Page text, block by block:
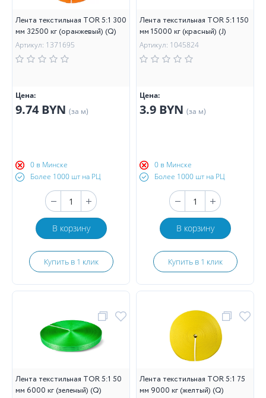
Лента текстильная TOR 5:1 300
мм 32500 кг (оранжевый) (Q)
Артикул: 1371695
Цена:
9.74 BYN (за м)
0 в Минске
Более 1000 шт на РЦ
В корзину
Купить в 1 клик
Лента текстильная TOR 5:1 150
мм 15000 кг (красный) (J)
Артикул: 1045824
Цена:
3.9 BYN (за м)
0 в Минске
Более 1000 шт на РЦ
В корзину
Купить в 1 клик
Лента текстильная TOR 5:1 50
мм 6000 кг (зеленый) (Q)
Лента текстильная TOR 5:1 75
мм 9000 кг (желтый) (Q)